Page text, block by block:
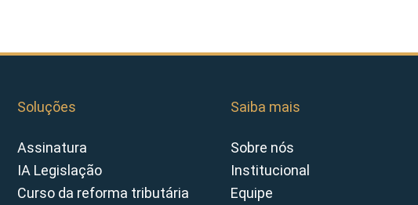
Soluções
Assinatura
IA Legislação
Curso da reforma tributária
Saiba mais
Sobre nós
Institucional
Equipe